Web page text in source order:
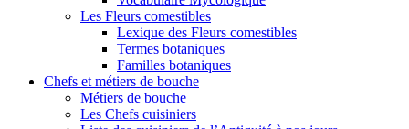
Les Fleurs comestibles
Lexique des Fleurs comestibles
Termes botaniques
Familles botaniques
Chefs et métiers de bouche
Métiers de bouche
Les Chefs cuisiniers